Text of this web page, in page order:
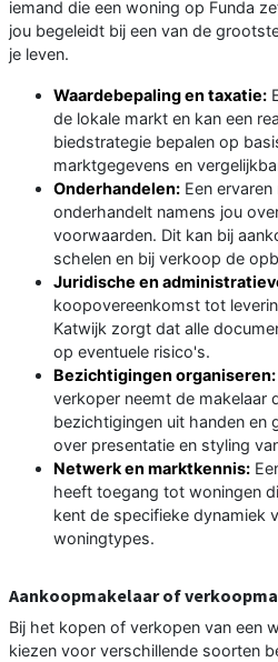
iemand die een woning op Funda
jou begeleidt bij een van de
je leven.
Waardebepaling en taxatie:
de lokale markt en kan een
biedstrategie bepalen op
marktgegevens en
Onderhandelen: Een
onderhandelt namens jou
voorwaarden. Dit kan bij
schelen en bij verkoop de
Juridische en
koopovereenkomst tot
Katwijk zorgt dat alle
op eventuele risico's.
Bezichtigingen organiseren:
verkoper neemt de makelaar
bezichtigingen uit handen en
over presentatie en styling
Netwerk en marktkennis:
heeft toegang tot woningen
kent de specifieke dynamiek
woningtypes.
Aankoopmakelaar of
Bij het kopen of verkopen van een
kiezen voor verschillende soorten